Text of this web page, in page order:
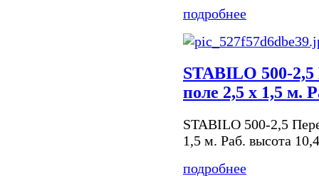
подробнее
STABILO 500-
поле 2,5 х 1,5 м.
STABILO 500-2,5
1,5 м. Раб. высота
подробнее